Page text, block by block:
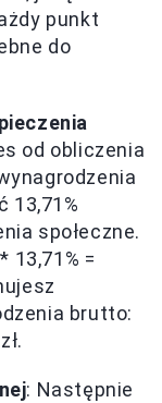
punkt
do
od obliczenia
13,71%
społeczne.
13,71% =
brutto:
: Następnie